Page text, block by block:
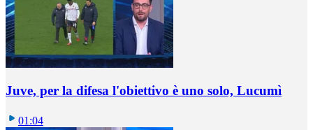
Juve, per la difesa l'obiettivo è uno solo, Lucumì
01:04